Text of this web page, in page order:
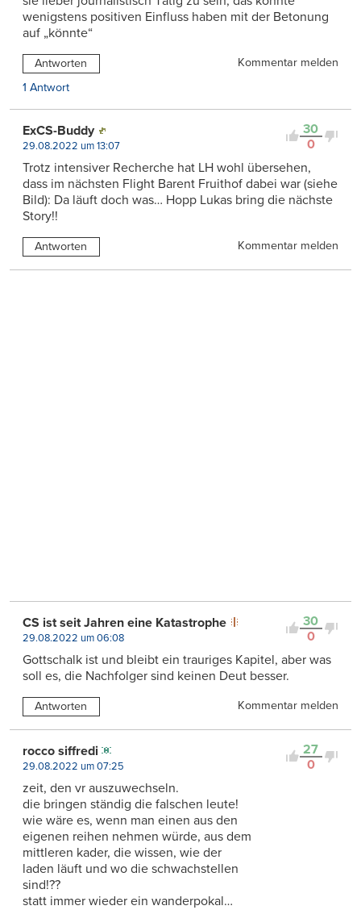
wenigstens positiven Einfluss haben mit der Betonung
auf „könnte“
Antworten
Kommentar melden
1 Antwort
30
0
ExCS-Buddy
29.08.2022 um 13:07
Trotz intensiver Recherche hat LH wohl übersehen,
dass im nächsten Flight Barent Fruithof dabei war (siehe
Bild): Da läuft doch was… Hopp Lukas bring die nächste
Story!!
Antworten Kommentar melden
30
0
CS ist seit Jahren eine Katastrophe
29.08.2022 um 06:08
Gottschalk ist und bleibt ein trauriges Kapitel, aber was
soll es, die Nachfolger sind keinen Deut besser.
Antworten Kommentar melden
27
0
rocco siffredi
29.08.2022 um 07:25
zeit, den vr auszuwechseln.
die bringen ständig die falschen leute!
wie wäre es, wenn man einen aus den
eigenen reihen nehmen würde, aus dem
mittleren kader, die wissen, wie der
laden läuft und wo die schwachstellen
sind!??
statt immer wieder ein wanderpokal…